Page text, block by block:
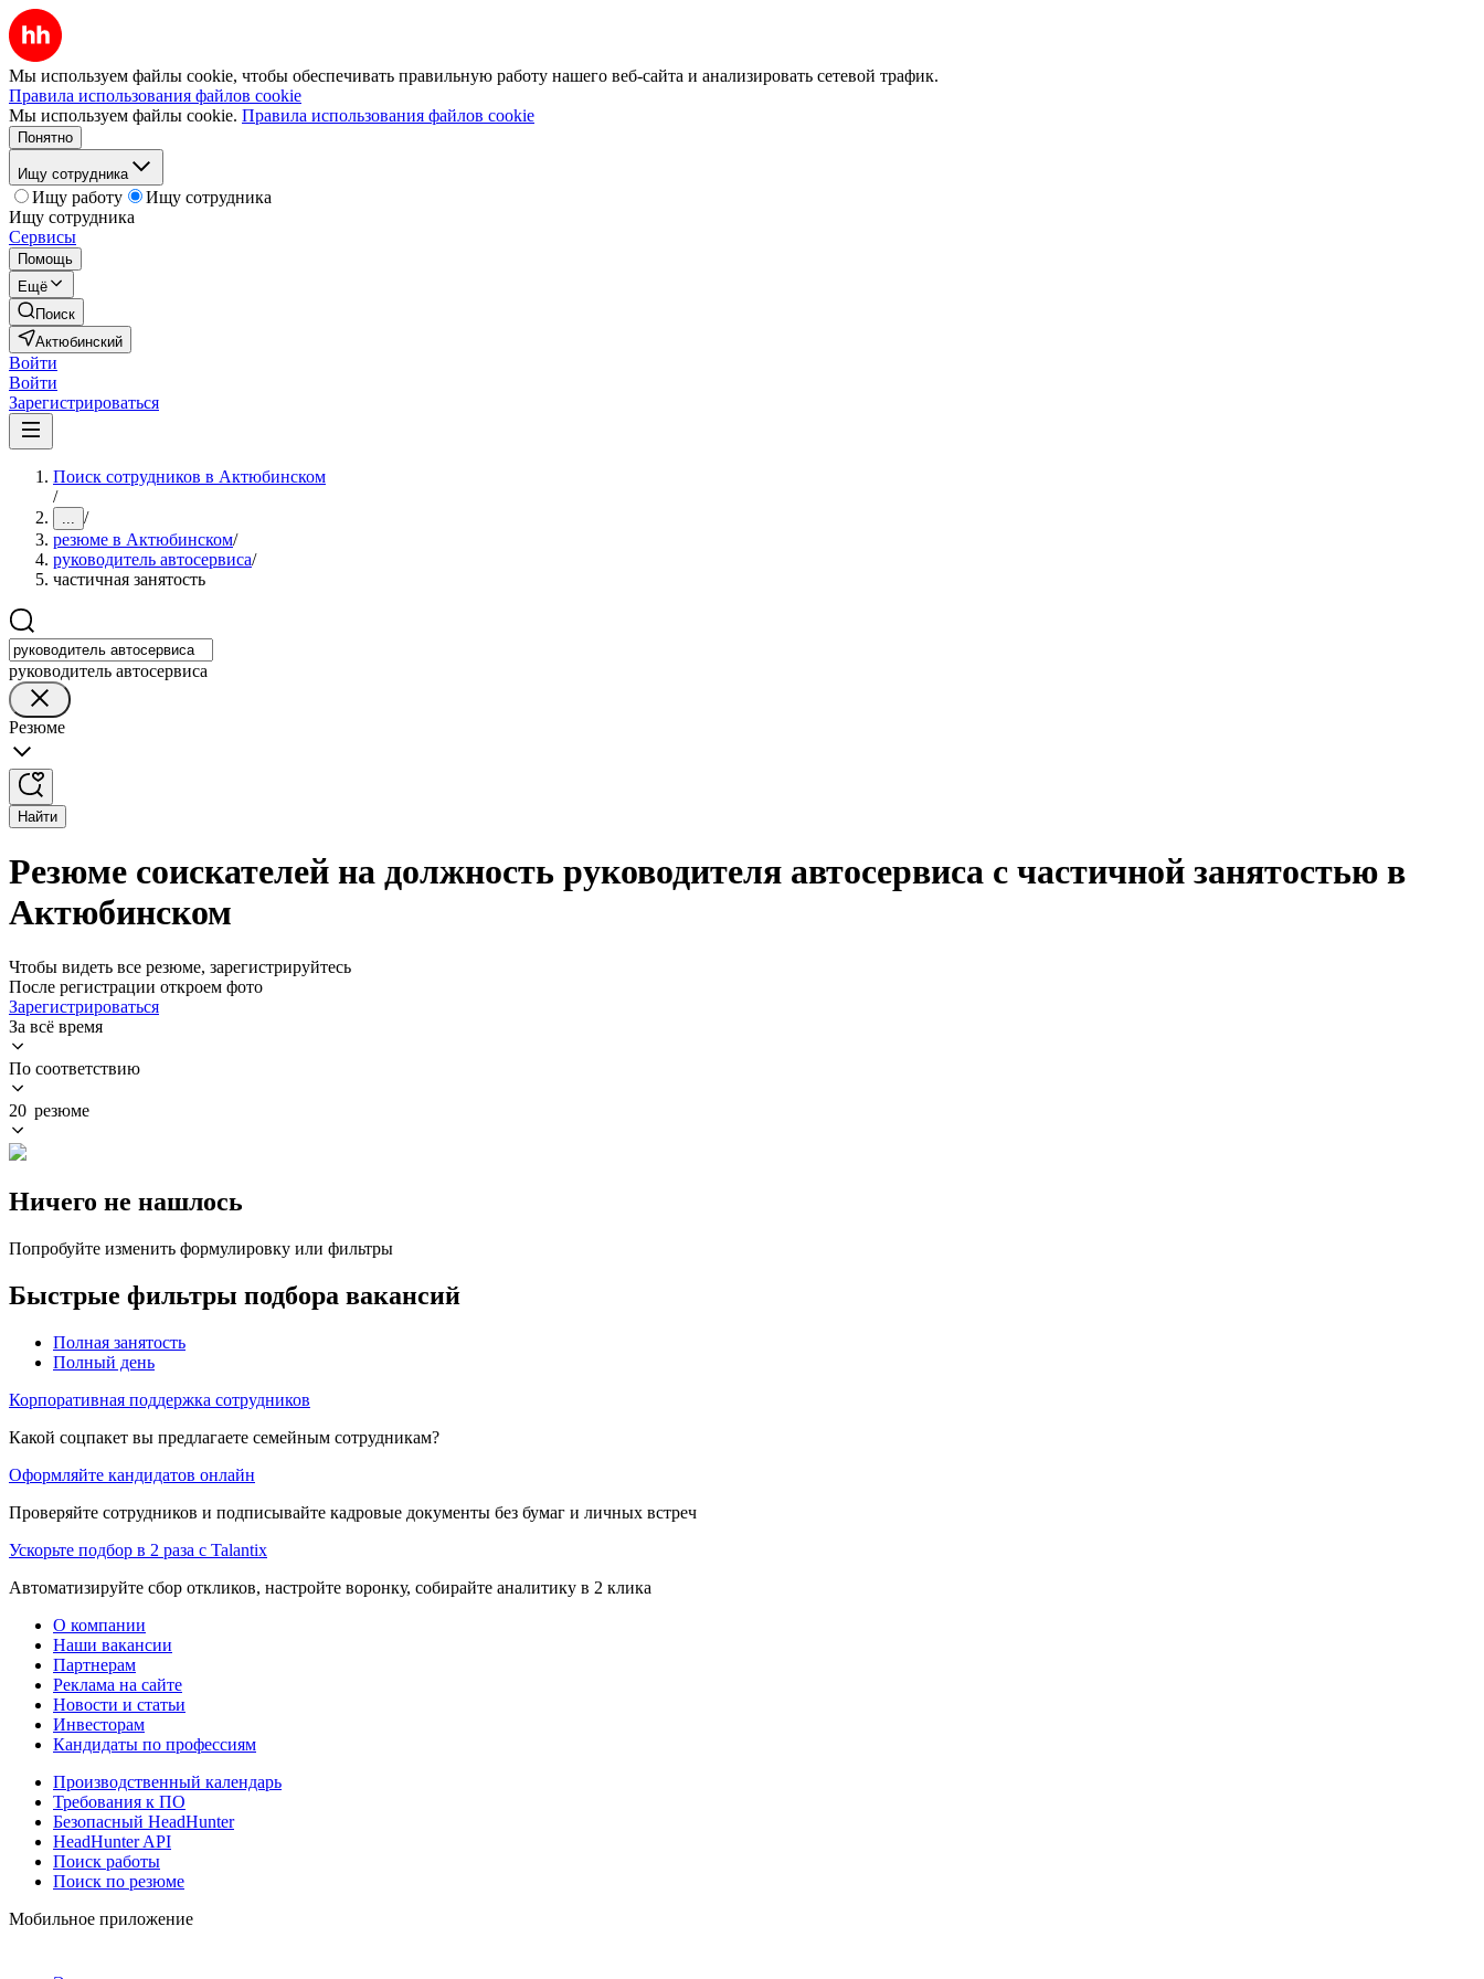
Мы используем файлы cookie, чтобы обеспечивать правильную работу нашего веб-сайта и анализировать сетевой трафик.
Правила использования файлов cookie
Мы используем файлы cookie. Правила использования файлов cookie
Понятно
Ищу сотрудника
Ищу работу
Ищу сотрудника
Ищу сотрудника
Сервисы
Помощь
Ещё
Поиск
Актюбинский
Войти
Войти
Зарегистрироваться
Поиск сотрудников в Актюбинском
/
... /
резюме в Актюбинском/
руководитель автосервиса/
частичная занятость
руководитель автосервиса
Резюме
Найти
Резюме соискателей на должность руководителя автосервиса с частичной занятостью в
Актюбинском
Чтобы видеть все резюме, зарегистрируйтесь
После регистрации откроем фото
Зарегистрироваться
За всё время
По соответствию
20 резюме
Ничего не нашлось
Попробуйте изменить формулировку или фильтры
Быстрые фильтры подбора вакансий
Полная занятость
Полный день
Корпоративная поддержка сотрудников
Какой соцпакет вы предлагаете семейным сотрудникам?
Оформляйте кандидатов онлайн
Проверяйте сотрудников и подписывайте кадровые документы без бумаг и личных встреч
Ускорьте подбор в 2 раза с Talantix
Автоматизируйте сбор откликов, настройте воронку, собирайте аналитику в 2 клика
О компании
Наши вакансии
Партнерам
Реклама на сайте
Новости и статьи
Инвесторам
Кандидаты по профессиям
Производственный календарь
Требования к ПО
Безопасный HeadHunter
HeadHunter API
Поиск работы
Поиск по резюме
Мобильное приложение